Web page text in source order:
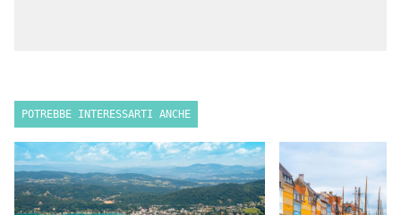
POTREBBE INTERESSARTI ANCHE